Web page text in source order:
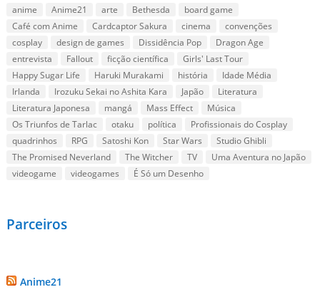
anime Anime21 arte Bethesda
board game
Café com Anime
Cardcaptor Sakura cinema
convenções
cosplay
design de games Dissidência Pop
Dragon Age
entrevista
Fallout ficção científica
Girls' Last Tour
Happy Sugar Life
Haruki Murakami história
Idade Média
Irlanda
Irozuku Sekai no Ashita Kara Japão
Literatura
Literatura Japonesa
mangá Mass Effect
Música
Os Triunfos de Tarlac
otaku política
Profissionais do Cosplay
quadrinhos
RPG Satoshi Kon Star Wars
Studio Ghibli
The Promised Neverland
The Witcher TV
Uma Aventura no Japão
videogame
videogames É Só um Desenho
Parceiros
Anime21